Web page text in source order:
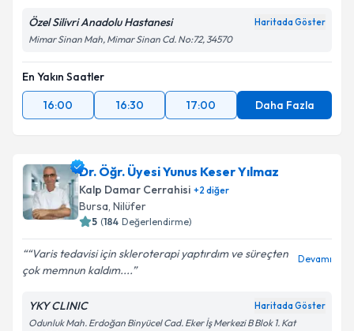
Özel Silivri Anadolu Hastanesi Haritada Göster
Mimar Sinan Mah, Mimar Sinan Cd. No:72, 34570
En Yakın Saatler
16:00
16:30 17:00 Daha Fazla
Dr. Öğr. Üyesi Yunus Keser Yılmaz
Kalp Damar Cerrahisi +2 diğer
Bursa, Nilüfer
5 (184 Değerlendirme)
“Varis tedavisi için skleroterapi yaptırdım ve süreçten
çok memnun kaldım....
Devamı
YKY CLINIC Haritada Göster
Odunluk Mah. Erdoğan Binyücel Cad. Eker İş Merkezi B Blok 1. Kat